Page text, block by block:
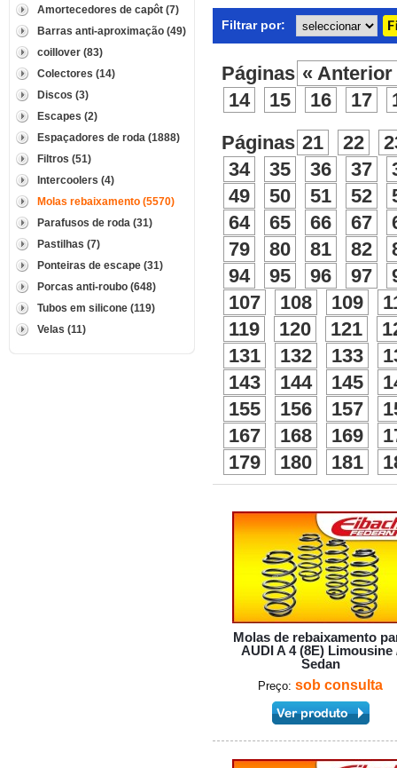
Amortecedores de capôt (7)
Barras anti-aproximação (49)
coillover (83)
Colectores (14)
Discos (3)
Escapes (2)
Espaçadores de roda (1888)
Filtros (51)
Intercoolers (4)
Molas rebaixamento (5570)
Parafusos de roda (31)
Pastilhas (7)
Ponteiras de escape (31)
Porcas anti-roubo (648)
Tubos em silicone (119)
Velas (11)
Filtrar por:
Páginas « Anterior
14
15 16 17
Páginas 21 22
34
35 36 37
49
50 51 52
64
65 66 67
79
80 81 82
94
95 96 97
107
108 109
119
120 121
131
132 133
143
144 145
155
156 157
167
168 169
179
180 181
Molas de rebaixamento
AUDI A 4 (8E) Limousine
Sedan
Preço: sob consulta